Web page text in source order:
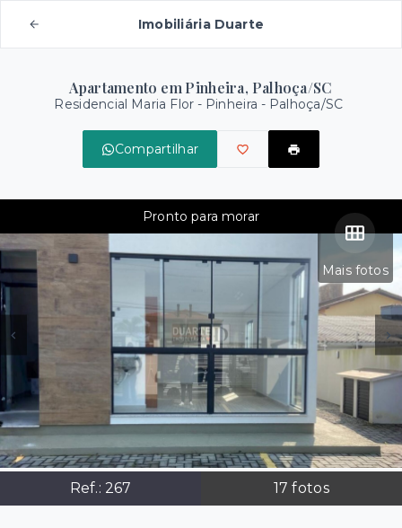
Imobiliária Duarte
Apartamento em Pinheira, Palhoça/SC
Residencial Maria Flor - Pinheira - Palhoça/SC
Compartilhar
Mais fotos
Ref.: 267 17 fotos
Pronto para morar